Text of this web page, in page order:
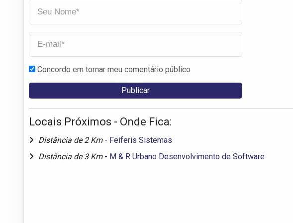
Concordo em tornar meu comentário público
Locais Próximos - Onde Fica:
Distância de 2 Km - Feiferis Sistemas
Distância de 3 Km - M & R Urbano Desenvolvimento de Software